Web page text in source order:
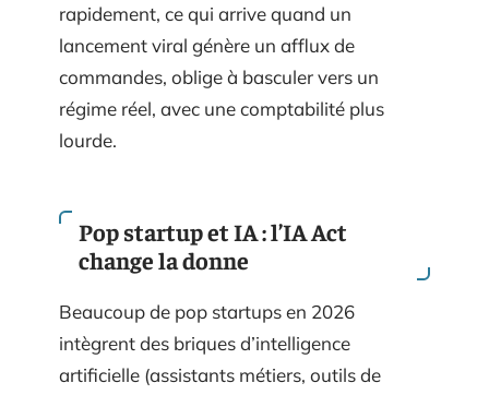
rapidement, ce qui arrive quand un
lancement viral génère un afflux de
commandes, oblige à basculer vers un
régime réel, avec une comptabilité plus
lourde.
Pop startup et IA : l’IA Act
change la donne
Beaucoup de pop startups en 2026
intègrent des briques d’intelligence
artificielle (assistants métiers, outils de